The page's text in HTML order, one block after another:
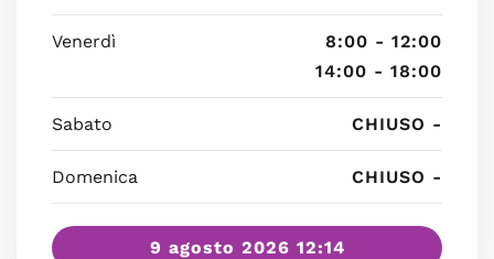
Venerdì
8:00 - 12:00
14:00 - 18:00
Sabato CHIUSO -
Domenica CHIUSO -
9 agosto 2026 12:14